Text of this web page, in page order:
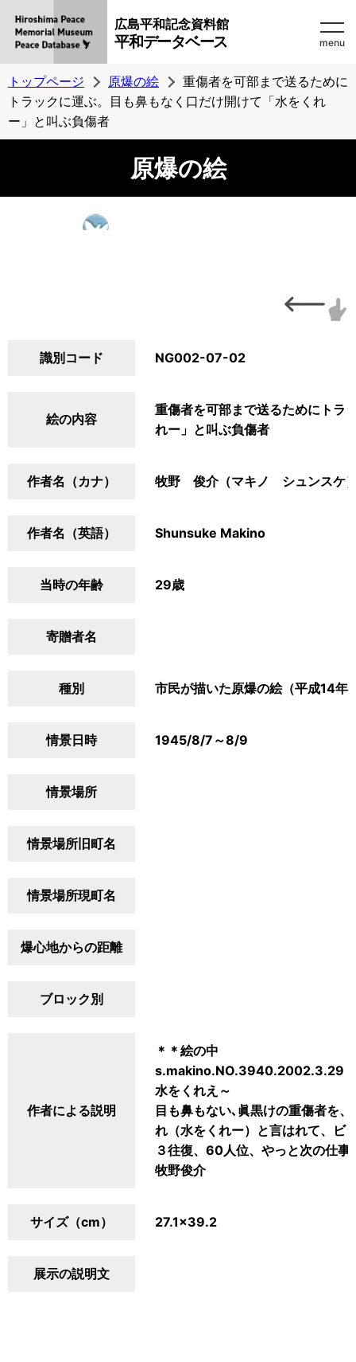
広島平和記念資料館
平和データベース menu
トップページ 原爆の絵
重傷者を可部まで送るために
トラックに運ぶ。目も鼻もなく口だけ開けて「水をくれ
ー」と叫ぶ負傷者
原爆の絵
識別コード NG002-07-02
絵の内容
重傷者を可部まで送るためにトラ
れー」と叫ぶ負傷者
作者名（カナ） 牧野 俊介（マキノ シュンスケ
作者名（英語） Shunsuke Makino
当時の年齢 29歳
寄贈者名
種別 市民が描いた原爆の絵（平成14年
情景日時 1945/8/7～8/9
情景場所
情景場所旧町名
情景場所現町名
爆心地からの距離
ブロック別
作者による説明
＊＊絵の中
s.makino.NO.3940.2002.3.29
水をくれえ～
目も鼻もない､眞黒けの重傷者を
れ（水をくれー）と言はれて、ビ
３往復、60人位、やっと次の仕事
牧野俊介
サイズ（cm） 27.1×39.2
展示の説明文